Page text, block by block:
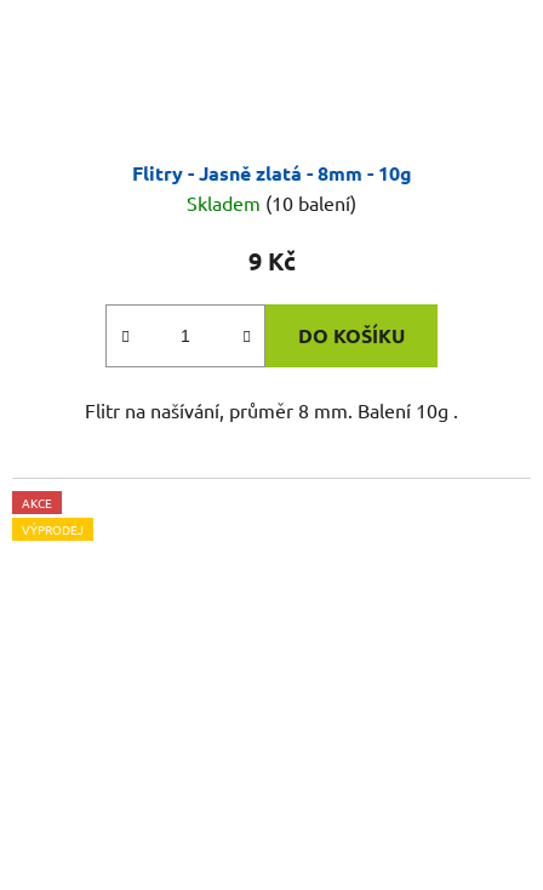
Flitry - Jasně zlatá - 8mm - 10g
Skladem (10 balení)
9 Kč
DO KOŠÍKU
Flitr na našívání, průměr 8 mm. Balení 10g .
AKCE
VÝPRODEJ